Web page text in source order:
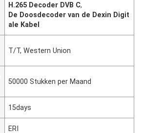
H.265 Decoder DVB C,
De Doosdecoder van de Dexin Digit
ale Kabel
T/T, Western Union
50000 Stukken per Maand
15days
ERI